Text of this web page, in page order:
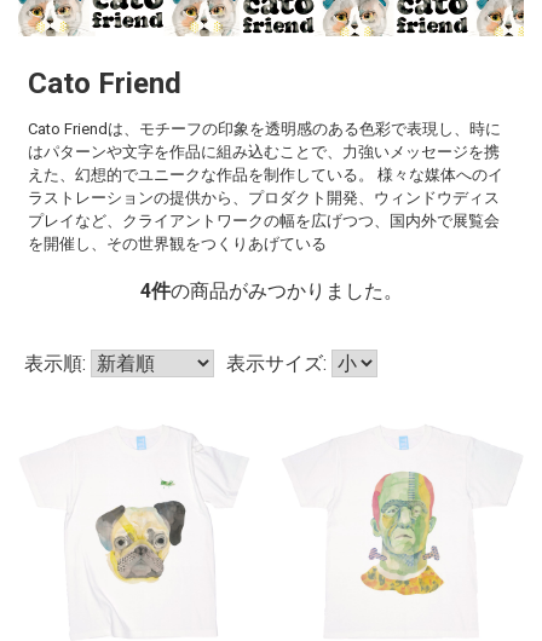
Cato Friend
Cato Friendは、モチーフの印象を透明感のある色彩で表現し、時に
はパターンや文字を作品に組み込むことで、力強いメッセージを携
えた、幻想的でユニークな作品を制作している。 様々な媒体へのイ
ラストレーションの提供から、プロダクト開発、ウィンドウディス
プレイなど、クライアントワークの幅を広げつつ、国内外で展覧会
を開催し、その世界観をつくりあげている
4件の商品がみつかりました。
表示順: 表示サイズ: